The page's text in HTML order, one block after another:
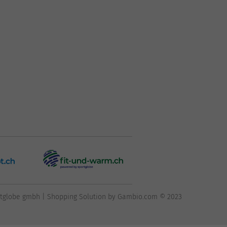
gmbh | Shopping Solution by Gambio.com © 2023